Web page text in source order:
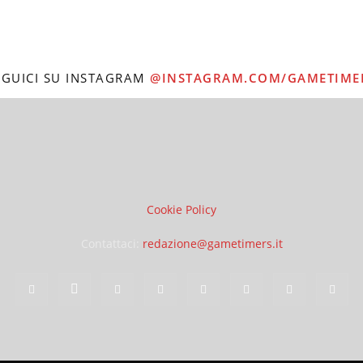
SU INSTAGRAM @INSTAGRAM.COM/
Cookie Policy
redazione@gametimers.it